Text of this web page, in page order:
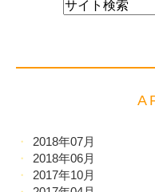
2018年07月
2018年06月
2017年10月